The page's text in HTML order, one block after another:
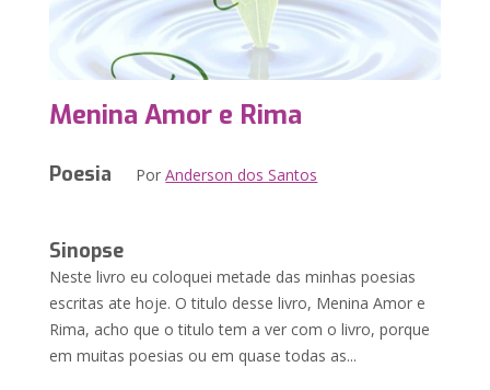
Menina Amor e Rima
Poesia PorAnderson dos Santos
Sinopse
Neste livro eu coloquei metade das minhas poesias
escritas ate hoje. O titulo desse livro, Menina Amor e
Rima, acho que o titulo tem a ver com o livro, porque
em muitas poesias ou em quase todas as...